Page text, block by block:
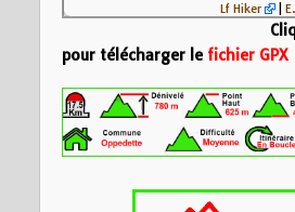
600
Lf Hiker |
Cliquez sur
pour télécharger le fichier